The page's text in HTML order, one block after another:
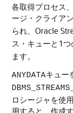
各取得プロセス
ージ・クライア
られ、Oracle
ス・キューと1つ
ます。
ANYDATAキュー
ロシージャを使
用すると、作成